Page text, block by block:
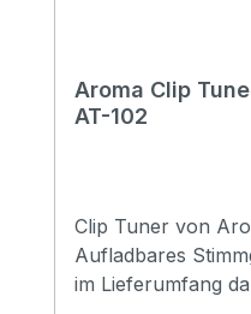
Aroma Clip Tuner
AT-102
Clip Tuner von Aroma
Aufladbares
im Lieferumfang dabei Größere